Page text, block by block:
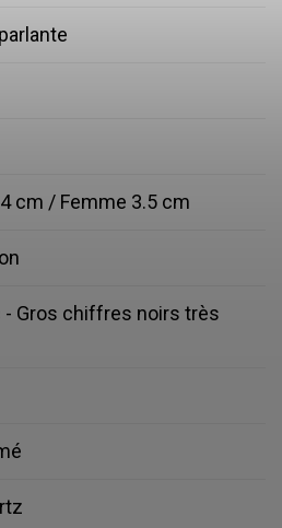
cm / Femme 3.5 cm
- Gros chiffres noirs très